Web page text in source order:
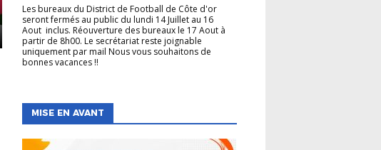
Les bureaux du District de Football de Côte d'or
seront fermés au public du lundi 14 Juillet au 16
Aout inclus. Réouverture des bureaux le 17 Aout à
partir de 8h00. Le secrétariat reste joignable
uniquement par mail Nous vous souhaitons de
bonnes vacances !!
MISE EN AVANT